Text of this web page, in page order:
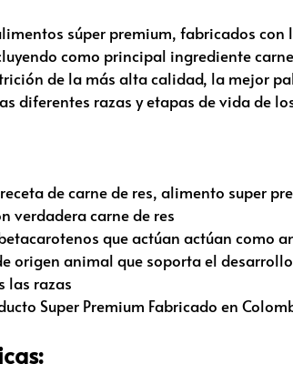
súper premium, fabricados
como principal ingrediente
de la más alta calidad, la mejor
diferentes razas y etapas de vida de
de carne de res, alimento super
verdadera carne de res
que actúan actúan como
origen animal que soporta el
las razas
Super Premium Fabricado en